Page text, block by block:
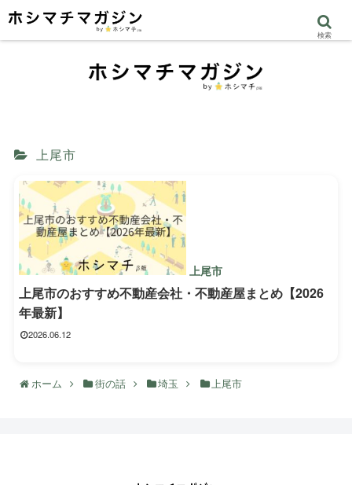
上尾市
上尾市
上尾市のおすすめ不動産会社・不動産屋まとめ【2026
年最新】
2026.06.12
ホーム 街の話 埼玉 上尾市
検索